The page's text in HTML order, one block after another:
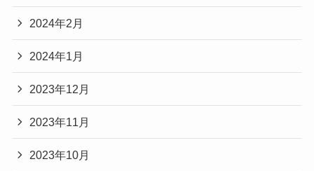
2024年2月
2024年1月
2023年12月
2023年11月
2023年10月